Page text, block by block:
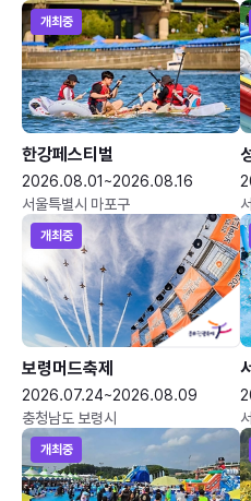
개최중
한강페스티벌
2026.08.01~2026.08.16
서울특별시 마포구
개최중
보령머드축제
2026.07.24~2026.08.09
충청남도 보령시
개최중